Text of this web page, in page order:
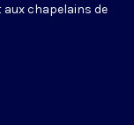
chapelains de